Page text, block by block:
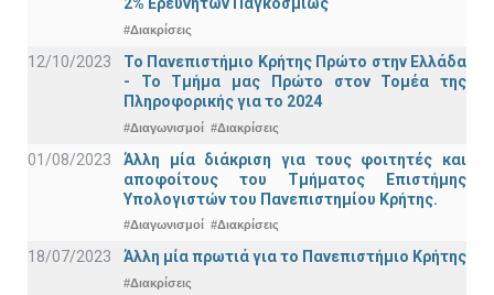
2% Ερευνητών Παγκοσμίως
#Διακρίσεις
12/10/2023
Το Πανεπιστήμιο Κρήτης Πρώτο στην Ελλάδα
- Το Τμήμα μας Πρώτο στον Τομέα της
Πληροφορικής για το 2024
#Διαγωνισμοί #Διακρίσεις
01/08/2023
Άλλη μία διάκριση για τους φοιτητές και
αποφοίτους του Τμήματος Επιστήμης
Υπολογιστών του Πανεπιστημίου Κρήτης.
#Διαγωνισμοί #Διακρίσεις
18/07/2023 Άλλη μία πρωτιά για το Πανεπιστήμιο Κρήτης
#Διακρίσεις